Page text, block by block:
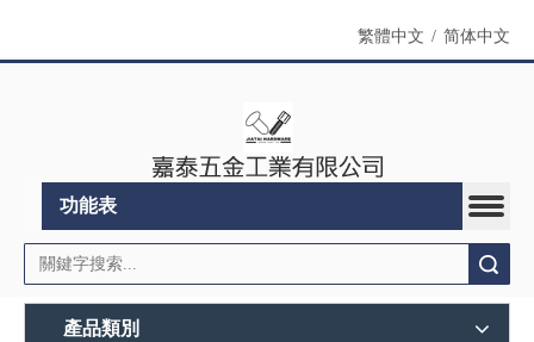
繁體中文 / 简体中文
功能表
產品類別